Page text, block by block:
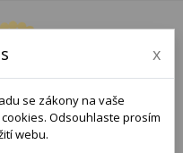
x
se zákony na vaše
Odsouhlaste prosím
webu.